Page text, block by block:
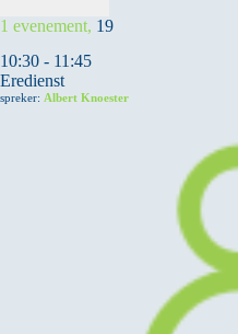
1 evenement, 19
10:30 - 11:45
Eredienst
spreker: Albert Knoester